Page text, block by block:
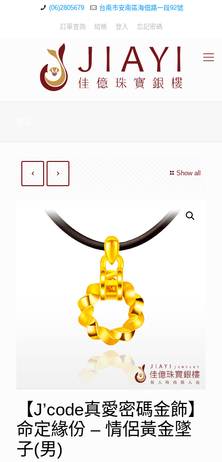
(06)2805679 台南市安南區海佃路一段92號
訂單查詢 結帳 登入 忘記密碼
Show all
【J’code真愛密碼金飾】
命定緣份 – 情侶黃金墜
子(男)